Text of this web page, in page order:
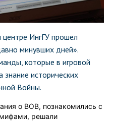
ИнгГУ прошел
минувших дней».
которые в игровой
исторических
Войны.
о ВОВ, познакомились с
решали